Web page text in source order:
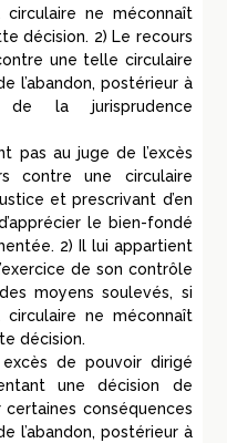
circulaire ne méconnaît
décision. 2) Le recours
une telle circulaire
l’abandon, postérieur à
de la jurisprudence
pas au juge de l’excès
contre une circulaire
et prescrivant d’en
le bien-fondé
2) Il lui appartient
de son contrôle
moyens soulevés, si
circulaire ne méconnaît
décision.
de pouvoir dirigé
une décision de
conséquences
l’abandon, postérieur à